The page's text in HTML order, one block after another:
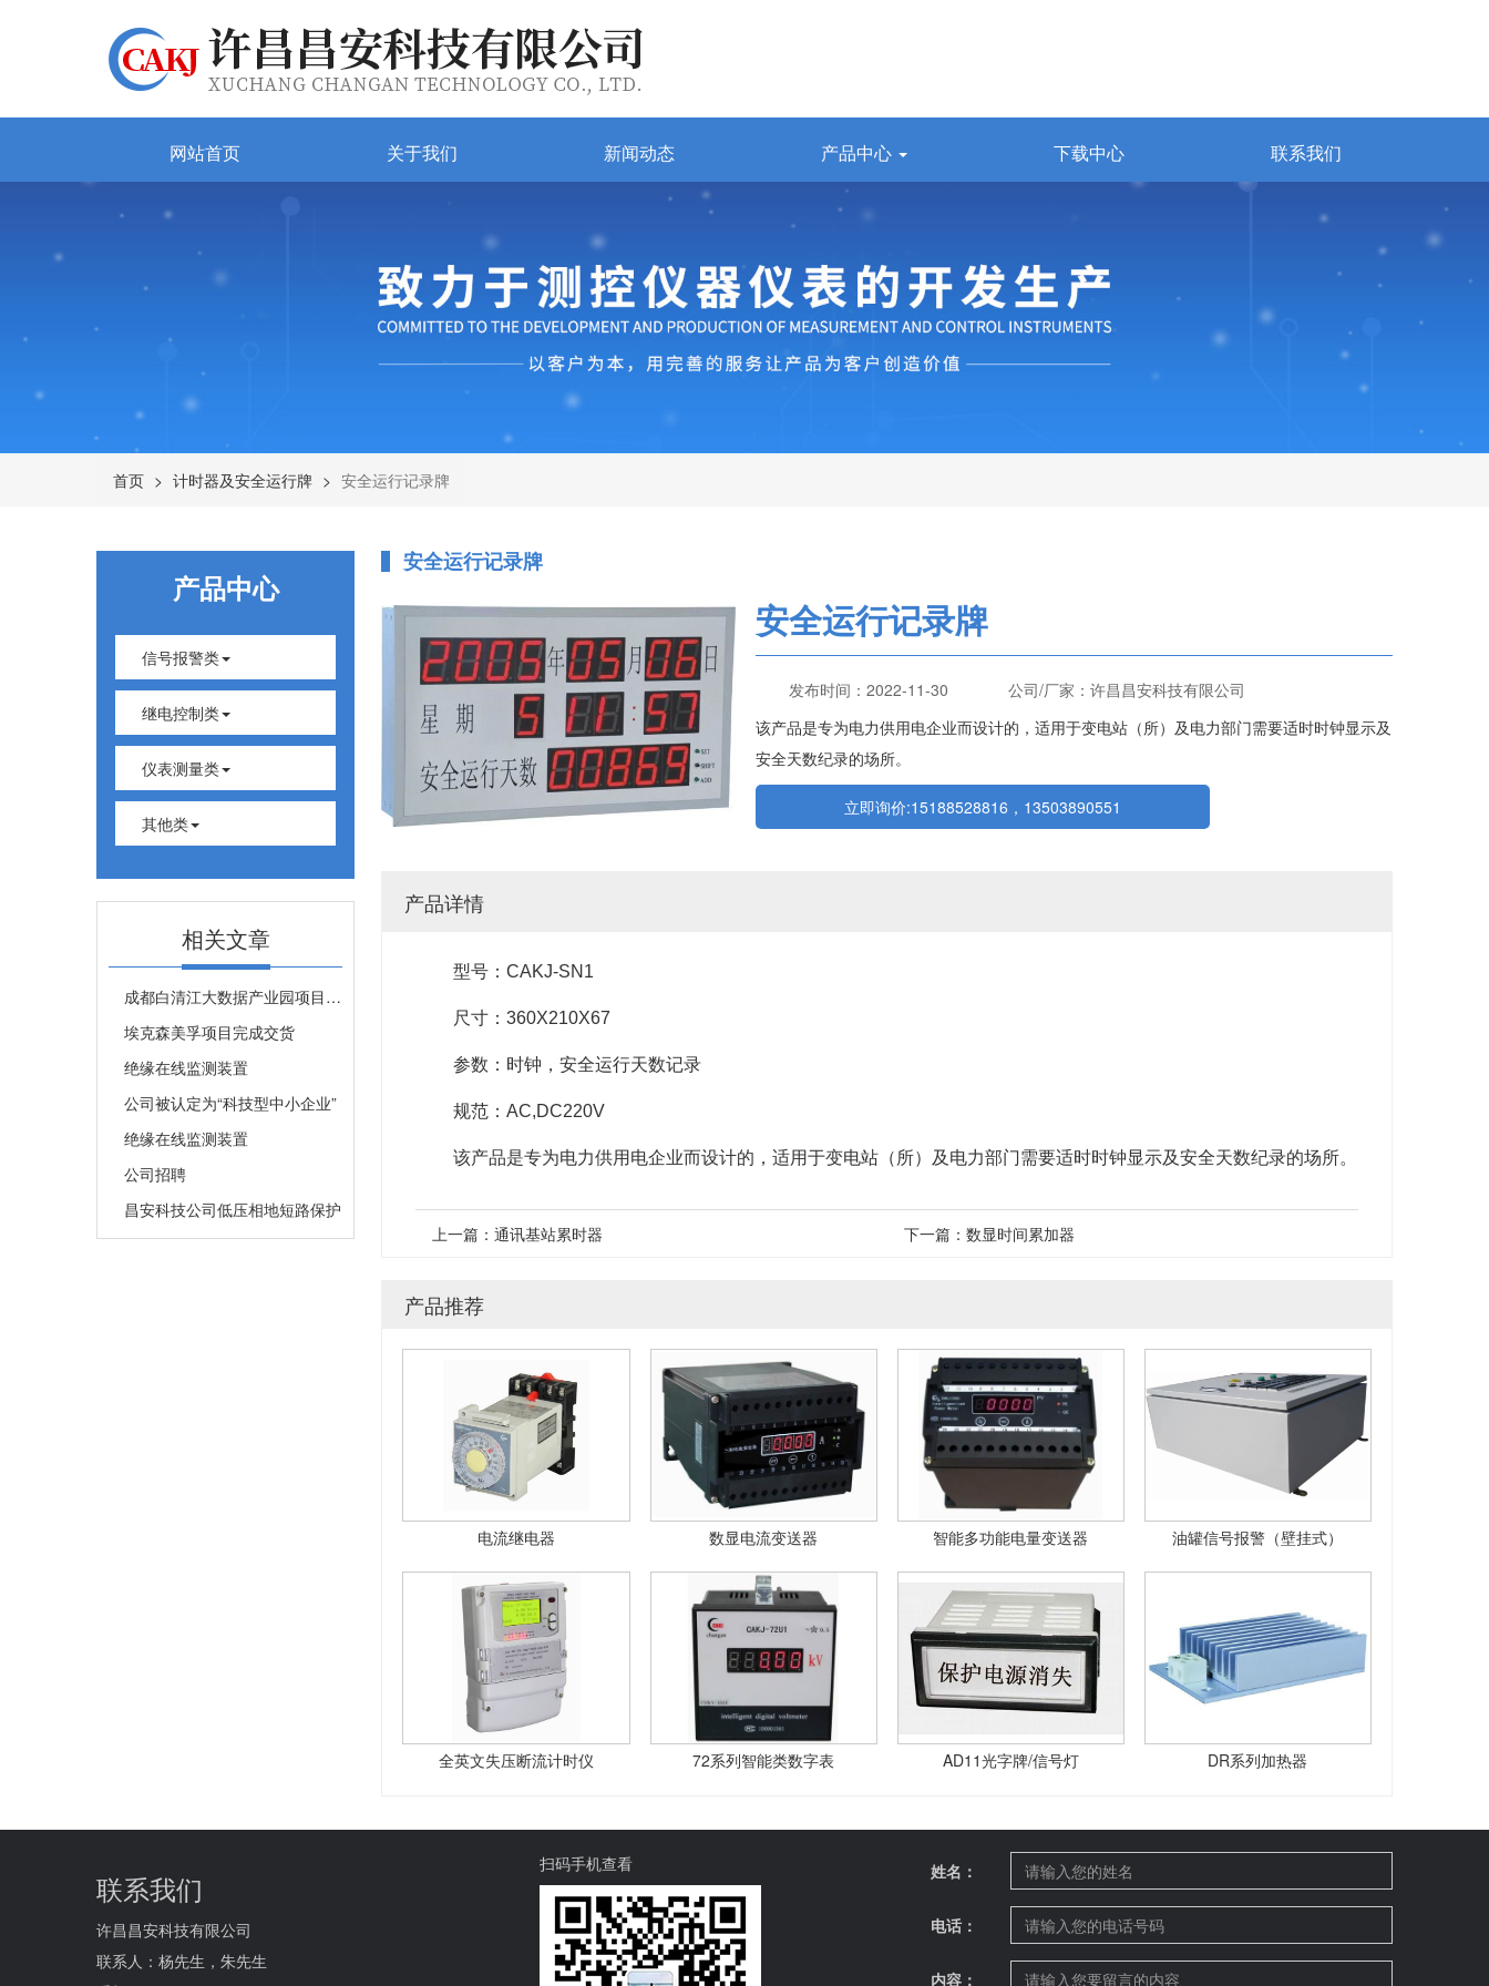
网站首页 关于我们 新闻动态 产品中心 下载中心 联系我们
首页 计时器及安全运行牌 安全运行记录牌
产品中心
信号报警类
继电控制类
仪表测量类
其他类
安全运行记录牌
安全运行记录牌
发布时间：2022-11-30
公司/厂家：许昌昌安科技有限公司
该产品是专为电力供用电企业而设计的，适用于变电站（所）及电力部门需要适时时钟显示及
安全天数纪录的场所。
立即询价:15188528816，13503890551
产品详情
型号：CAKJ-SN1
尺寸：360X210X67
参数：时钟，安全运行天数记录
规范：AC,DC220V
该产品是专为电力供用电企业而设计的，适用于变电站（所）及电力部门需要适时时钟显示及安全天数纪录的场所。
上一篇：通讯基站累时器 下一篇： 数显时间累加器
产品推荐
电流继电器 数显电流变送器 智能多功能电量变送器 油罐信号报警（壁挂式）
全英文失压断流计时仪 72系列智能类数字表 AD11光字牌/信号灯 DR系列加热器
相关文章
成都白清江大数据产业园项目完成投运
埃克森美孚项目完成交货
绝缘在线监测装置
公司被认定为“科技型中小企业”
绝缘在线监测装置
公司招聘
昌安科技公司低压相地短路保护
联系我们
许昌昌安科技有限公司
联系人：杨先生，朱先生
扫码手机查看 姓名：
电话：
内容：